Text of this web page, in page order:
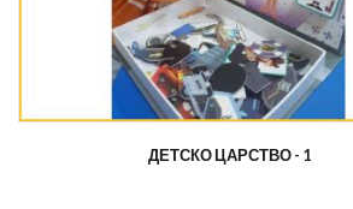
ДЕТСКО ЦАРСТВО - 1